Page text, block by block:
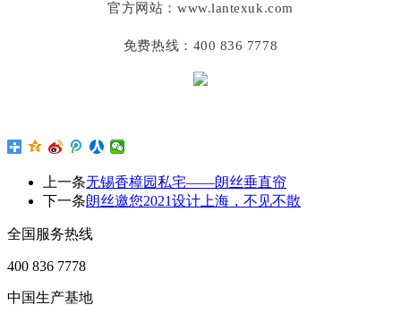
官方网站：www.lantexuk.com
免费热线：400 836 7778
上一条无锡香樟园私宅——朗丝垂直帘
下一条朗丝邀您2021设计上海，不见不散
全国服务热线
400 836 7778
中国生产基地